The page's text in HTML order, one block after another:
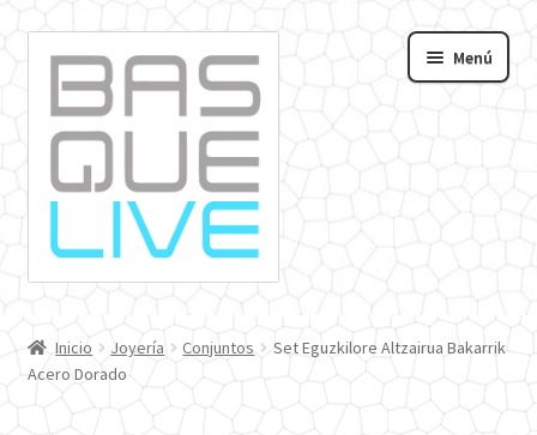
navegación
contenido
Menú
Inicio Joyería Conjuntos
Set Eguzkilore Altzairua Bakarrik
Acero Dorado